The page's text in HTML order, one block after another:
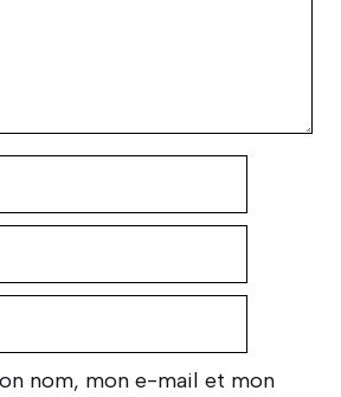
nom, mon e-mail et mon